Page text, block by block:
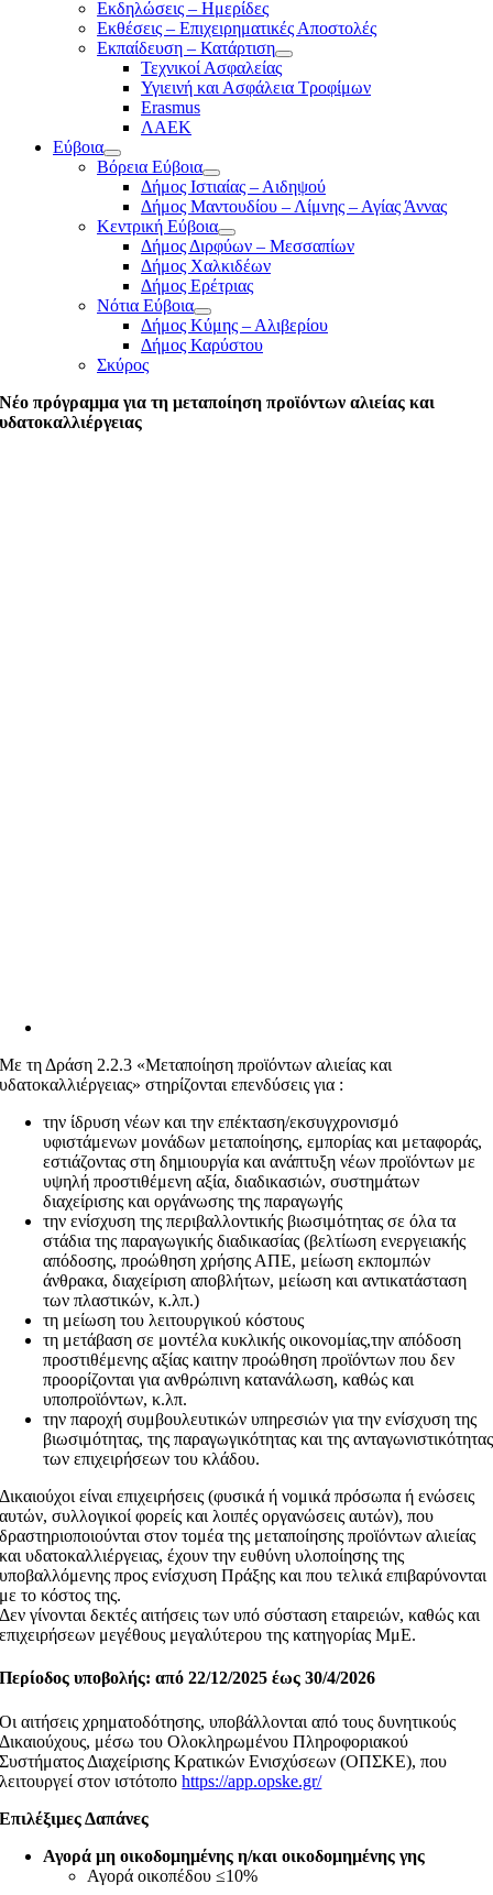
Εκδηλώσεις – Ημερίδες
Εκθέσεις – Επιχειρηματικές Αποστολές
Εκπαίδευση – Κατάρτιση
Τεχνικοί Ασφαλείας
Υγιεινή και Ασφάλεια Τροφίμων
Erasmus
ΛΑΕΚ
Εύβοια
Βόρεια Εύβοια
Δήμος Ιστιαίας – Αιδηψού
Δήμος Μαντουδίου – Λίμνης – Αγίας Άννας
Κεντρική Εύβοια
Δήμος Διρφύων – Μεσσαπίων
Δήμος Χαλκιδέων
Δήμος Ερέτριας
Νότια Εύβοια
Δήμος Κύμης – Αλιβερίου
Δήμος Καρύστου
Σκύρος
Νέο πρόγραμμα για τη μεταποίηση προϊόντων αλιείας και
υδατοκαλλιέργειας
Με τη Δράση 2.2.3 «Μεταποίηση προϊόντων αλιείας και
υδατοκαλλιέργειας» στηρίζονται επενδύσεις για :
την ίδρυση νέων και την επέκταση/εκσυγχρονισμό
υφιστάμενων μονάδων μεταποίησης, εμπορίας και μεταφοράς,
εστιάζοντας στη δημιουργία και ανάπτυξη νέων προϊόντων με
υψηλή προστιθέμενη αξία, διαδικασιών, συστημάτων
διαχείρισης και οργάνωσης της παραγωγής
την ενίσχυση της περιβαλλοντικής βιωσιμότητας σε όλα τα
στάδια της παραγωγικής διαδικασίας (βελτίωση ενεργειακής
απόδοσης, προώθηση χρήσης ΑΠΕ, μείωση εκπομπών
άνθρακα, διαχείριση αποβλήτων, μείωση και αντικατάσταση
των πλαστικών, κ.λπ.)
τη μείωση του λειτουργικού κόστους
τη μετάβαση σε μοντέλα κυκλικής οικονομίας,την απόδοση
προστιθέμενης αξίας καιτην προώθηση προϊόντων που δεν
προορίζονται για ανθρώπινη κατανάλωση, καθώς και
υποπροϊόντων, κ.λπ.
την παροχή συμβουλευτικών υπηρεσιών για την ενίσχυση της
βιωσιμότητας, της παραγωγικότητας και της ανταγωνιστικότητας
των επιχειρήσεων του κλάδου​.
Δικαιούχοι είναι επιχειρήσεις (φυσικά ή νομικά πρόσωπα ή ενώσεις
αυτών, συλλογικοί φορείς και λοιπές οργανώσεις αυτών), που
δραστηριοποιούνται στον τομέα της μεταποίησης προϊόντων αλιείας
και υδατοκαλλιέργειας, έχουν την ευθύνη υλοποίησης της
υποβαλλόμενης προς ενίσχυση Πράξης και που τελικά επιβαρύνονται
με το κόστος της.
​Δεν γίνονται δεκτές αιτήσεις των υπό σύσταση εταιρειών, καθώς και
επιχειρήσεων μεγέθους μεγαλύτερου της κατηγορίας ΜμΕ.​
Περίοδος υποβολής: από 22/12/2025 έως 30/4/2026
Οι αιτήσεις χρηματοδότησης, υποβάλλονται από τους δυνητικούς
Δικαιούχους, μέσω του Ολοκληρωμένου Πληροφοριακού
Συστήματος Διαχείρισης Κρατικών Ενισχύσεων (ΟΠΣΚΕ), που
λειτουργεί στον ιστότοποhttps://app.opske.gr/
Επιλέξιμες Δαπάνες
Αγορά μη οικοδομημένης η/και οικοδομημένης γης
Αγορά οικοπέδου ≤10%